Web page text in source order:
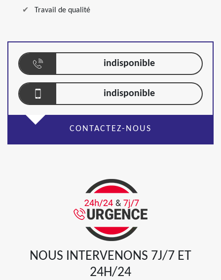
Travail de qualité
indisponible
indisponible
CONTACTEZ-NOUS
NOUS INTERVENONS 7J/7 ET
24H/24